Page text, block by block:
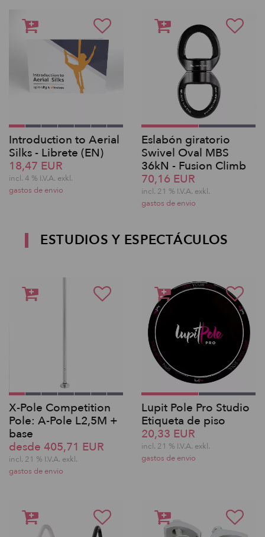
Introduction to Aerial
Silks - Librete (EN)
18,47 EUR
incl. 4 % I.V.A. exkl.
gastos de envio
Eslabón giratorio
Swivel Oval MBS
36kN - Fusion Climb
70,16 EUR
incl. 21 % I.V.A. exkl.
gastos de envio
ESTUDIOS Y ESPECTÁCULOS
X-Pole Competition
Pole: A-Pole L2,5M +
base
desde 405,71 EUR
incl. 21 % I.V.A. exkl.
gastos de envio
Lupit Pole Pro Studio
Etiqueta de piso
20,33 EUR
incl. 21 % I.V.A. exkl.
gastos de envio